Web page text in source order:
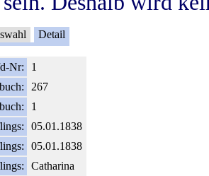
Detail
Nr:
1
267
1
05.01.1838
05.01.1838
Catharina